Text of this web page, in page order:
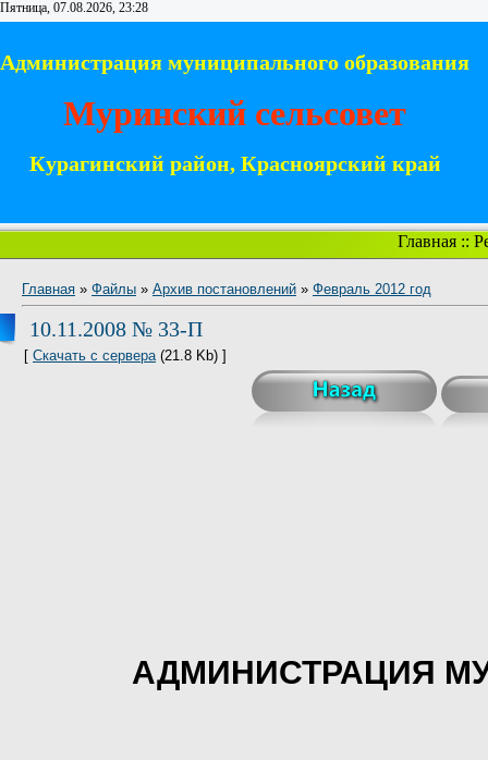
Пятница, 07.08.2026, 23:28
Администрация муниципального образования
Муринский сельсовет
Курагинский район, Красноярский край
Главная::
Главная » Файлы » Архив постановлений » Февраль 2012 год
10.11.2008 № 33-П
[ Скачать с сервера(21.8 Kb) ]
АДМИНИСТРАЦИЯ